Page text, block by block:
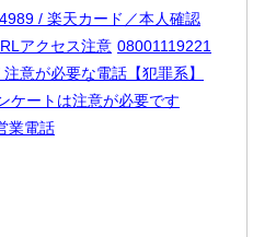
/ 楽天カード／本人確認
アクセス注意 08001119221
意が必要な電話【犯罪系】
ケートは注意が必要です
業電話